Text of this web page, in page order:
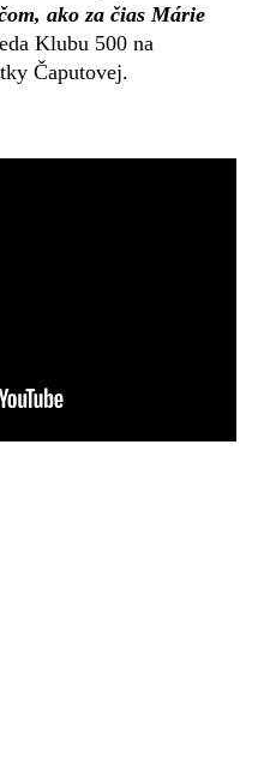
ako za čias Márie
Klubu 500 na
Čaputovej.